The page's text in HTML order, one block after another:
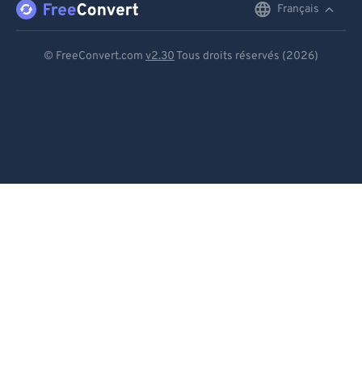
Français
© FreeConvert.com v2.30 Tous droits réservés (2026)